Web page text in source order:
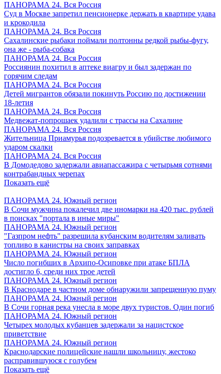
ПАНОРАМА 24. Вся Россия
Суд в Москве запретил пенсионерке держать в квартире удава
и крокодила
ПАНОРАМА 24. Вся Россия
Сахалинские рыбаки поймали полтонны редкой рыбы-фугу,
она же - рыба-собака
ПАНОРАМА 24. Вся Россия
Россиянин похитил в аптеке виагру и был задержан по
горячим следам
ПАНОРАМА 24. Вся Россия
Детей мигрантов обязали покинуть Россию по достижении
18-летия
ПАНОРАМА 24. Вся Россия
Медвежат-попрошаек удалили с трассы на Сахалине
ПАНОРАМА 24. Вся Россия
Жительница Приамурья подозревается в убийстве любимого
ударом скалки
ПАНОРАМА 24. Вся Россия
В Домодедово задержали авиапассажира с четырьмя сотнями
контрабандных черепах
Показать ещё
ПАНОРАМА 24. Южный регион
В Сочи мужчина покалечил две иномарки на 420 тыс. рублей
в поисках "портала в иные миры"
ПАНОРАМА 24. Южный регион
"Газпром нефть" разрешила кубанским водителям заливать
топливо в канистры на своих заправках
ПАНОРАМА 24. Южный регион
Число погибших в Архипо-Осиповке при атаке БПЛА
достигло 6, среди них трое детей
ПАНОРАМА 24. Южный регион
В Краснодаре в частном доме обнаружили запрещенную пуму
ПАНОРАМА 24. Южный регион
В Сочи горная река унесла в море двух туристов. Один погиб
ПАНОРАМА 24. Южный регион
Четырех молодых кубанцев задержали за нацистское
приветствие
ПАНОРАМА 24. Южный регион
Краснодарские полицейские нашли школьницу, жестоко
расправившуюся с голубем
Показать ещё